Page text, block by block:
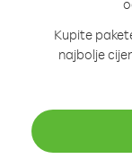
Kupite
najbolje